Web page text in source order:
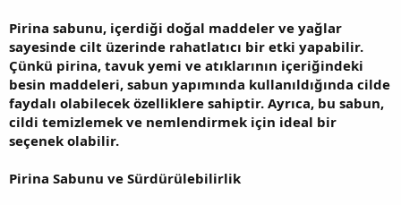
Pirina sabunu, içerdiği doğal maddeler ve yağlar
sayesinde cilt üzerinde rahatlatıcı bir etki yapabilir.
Çünkü pirina, tavuk yemi ve atıklarının içeriğindeki
besin maddeleri, sabun yapımında kullanıldığında cilde
faydalı olabilecek özelliklere sahiptir. Ayrıca, bu sabun,
cildi temizlemek ve nemlendirmek için ideal bir
seçenek olabilir.
Pirina Sabunu ve Sürdürülebilirlik